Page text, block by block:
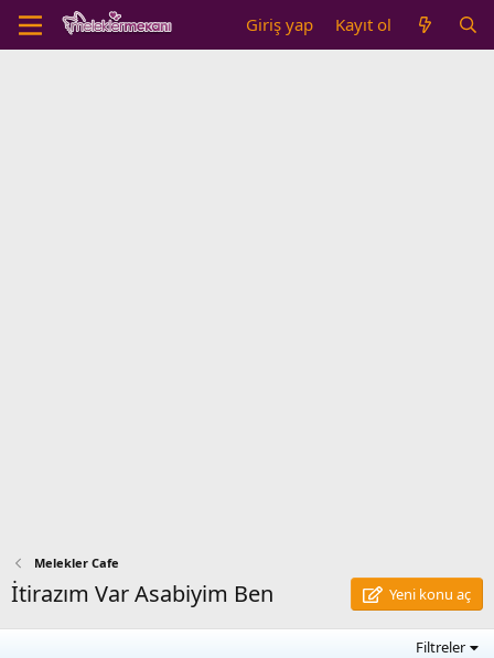
Giriş yap Kayıt ol
Melekler Cafe
İtirazım Var Asabiyim Ben Yeni konu aç
Filtreler